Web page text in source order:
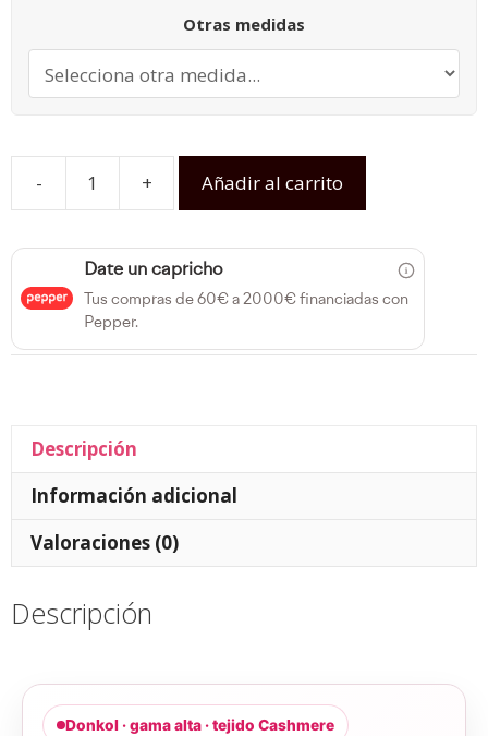
Otras medidas
- + Añadir al carrito
Date un capricho
Tus compras de 60€ a 2000€ financiadas con
Pepper.
Descripción
Información adicional
Valoraciones (0)
Descripción
Donkol · gama alta · tejido Cashmere